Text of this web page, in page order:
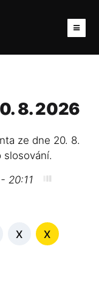
8. 2026
ze dne 20. 8.
20:11
X X